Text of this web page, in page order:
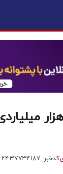
پرداخت 20 هزار
کدخبر: ۷۳۴۱۸۷ ۱۴۰۴/